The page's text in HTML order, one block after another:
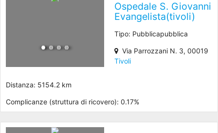
Ospedale S. Giovanni
Evangelista(tivoli)
Tipo: Pubblicapubblica
Via Parrozzani N. 3, 00019
Tivoli
Distanza: 5154.2 km
Complicanze (struttura di ricovero): 0.17%